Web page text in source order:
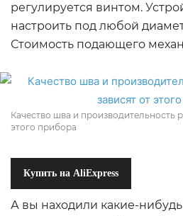
регулируется винтом.
настроить под любой
Стоимость подающего
Качество шва и производительность
этого прибора
Купить на AliExpress
А вы находили какие-